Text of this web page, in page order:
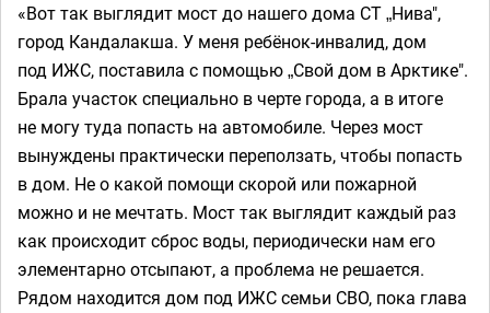
«Вот так выглядит мост до нашего дома СТ „Нива",
город Кандалакша. У меня ребёнок-инвалид, дом
под ИЖС, поставила с помощью „Свой дом в Арктике".
Брала участок специально в черте города, а в итоге
не могу туда попасть на автомобиле. Через мост
вынуждены практически переползать, чтобы попасть
в дом. Не о какой помощи скорой или пожарной
можно и не мечтать. Мост так выглядит каждый раз
как происходит сброс воды, периодически нам его
элементарно отсыпают, а проблема не решается.
Рядом находится дом под ИЖС семьи СВО, пока глава